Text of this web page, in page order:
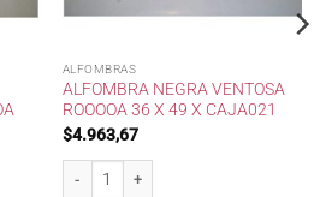
38x40 x 3 * cantidad
ALFOMBRAS
ALFOMBRA NEGRA VENTOSA
ROOOOA 36 X 49 X CAJA021
$4.963,67
Alfombra negra ventosa Rooooa 36 x